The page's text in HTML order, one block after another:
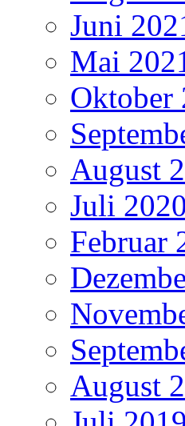
Juni
Mai
Oktober
August
Juli 2020
Februar
August